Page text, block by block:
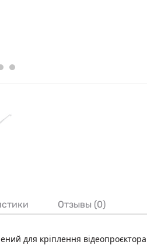
Отзывы (0)
для кріплення